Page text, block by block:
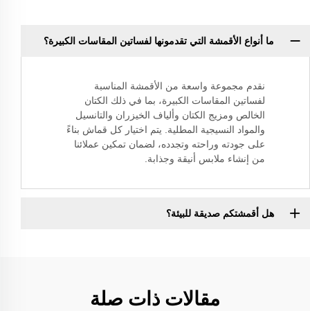
ما أنواع الأقمشة التي تقدمونها لفساتين المقاسات الكبيرة؟
نقدم مجموعة واسعة من الأقمشة المناسبة
لفساتين المقاسات الكبيرة، بما في ذلك الكتان
الخالص ومزيج الكتان وألياف الخيزران والتانسيل
والمواد النسيجية المطلية. يتم اختيار كل قماش بناءً
على جودته وراحته وتجدده، لضمان تمكين عملائنا
من إنشاء ملابس أنيقة وجذابة.
هل أقمشتكم صديقة للبيئة؟
مقالات ذات صلة